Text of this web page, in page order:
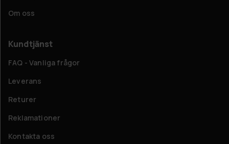
Om oss
Kundtjänst
FAQ - Vanliga frågor
Leverans
Returer
Reklamationer
Kontakta oss